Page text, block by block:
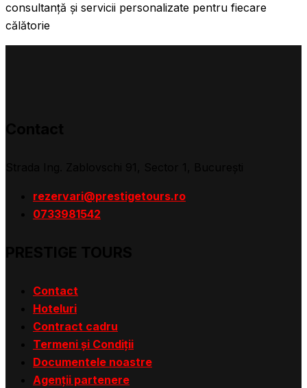
consultanță și servicii personalizate pentru fiecare
călătorie
rezervari@prestigetours.ro
0733981542
Contact
Hoteluri
Contract cadru
Termeni și Condiții
Documentele noastre
Agenții partenere